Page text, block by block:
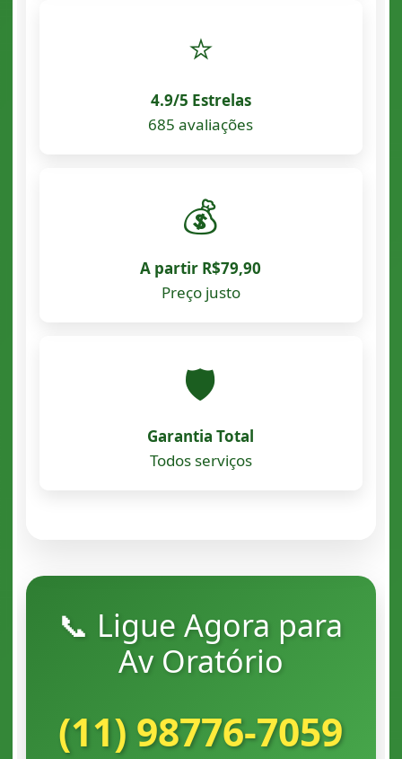
⭐
4.9/5 Estrelas
685 avaliações
💰
A partir R$79,90
Preço justo
🛡️
Garantia Total
Todos serviços
📞 Ligue Agora para
Av Oratório
(11) 98776-7059